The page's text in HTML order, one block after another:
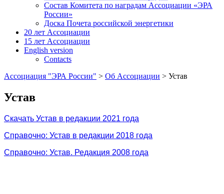
Состав Комитета по наградам Ассоциации «ЭРА
России»
Доска Почета российской энергетики
20 лет Ассоциации
15 лет Ассоциации
English version
Contacts
Ассоциация "ЭРА России" > Об Ассоциации > Устав
Устав
Скачать Устав в редакции 2021 года
Справочно: Устав в редакции 2018 года
Справочно: Устав. Редакция 2008 года